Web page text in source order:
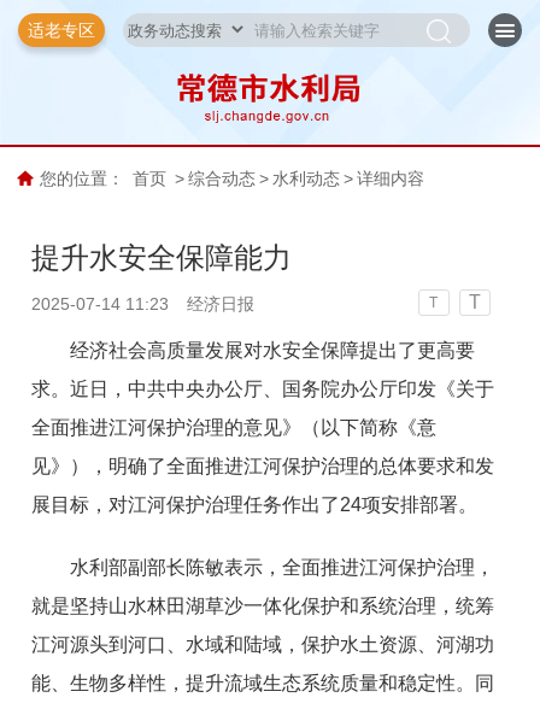
适老专区
您的位置： 首页 > 综合动态 > 水利动态 > 详细内容
提升水安全保障能力
2025-07-14 11:23 经济日报 T T
经济社会高质量发展对水安全保障提出了更高要
求。近日，中共中央办公厅、国务院办公厅印发《关于
全面推进江河保护治理的意见》（以下简称《意
见》），明确了全面推进江河保护治理的总体要求和发
展目标，对江河保护治理任务作出了24项安排部署。
水利部副部长陈敏表示，全面推进江河保护治理，
就是坚持山水林田湖草沙一体化保护和系统治理，统筹
江河源头到河口、水域和陆域，保护水土资源、河湖功
能、生物多样性，提升流域生态系统质量和稳定性。同